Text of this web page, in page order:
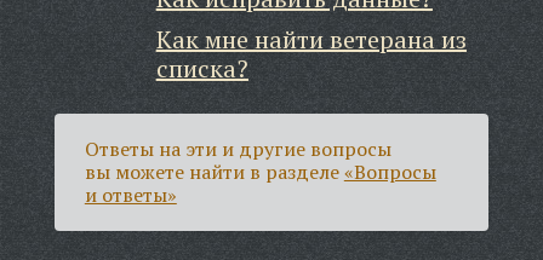
Как мне найти ветерана из
списка?
Ответы на эти и другие вопросы
вы можете найти в разделе«Вопросы
и ответы»